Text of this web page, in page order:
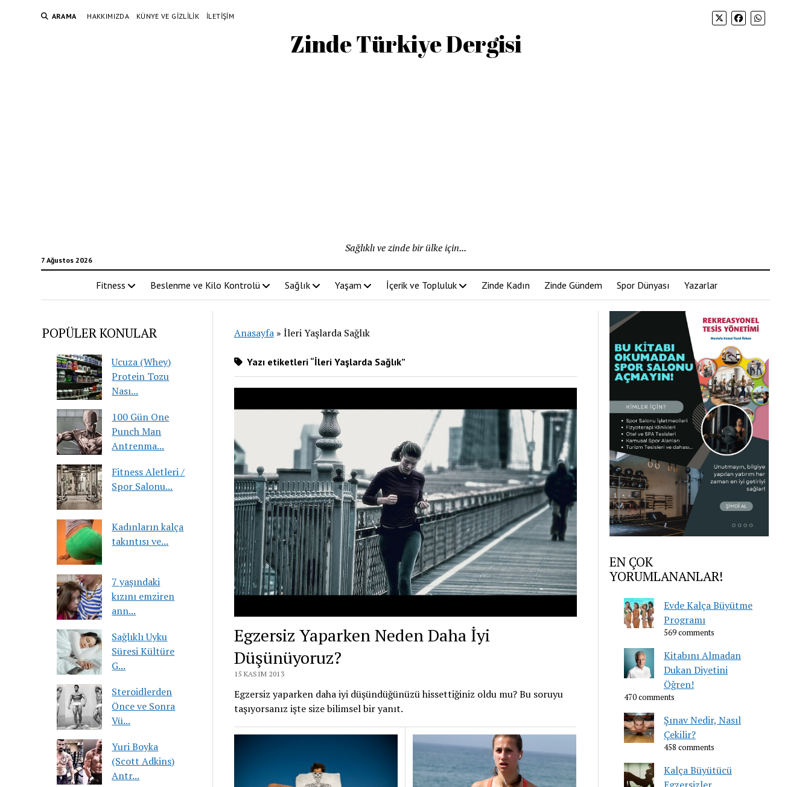
ARAMA HAKKIMIZDA KÜNYE VE GIZLILIK İLETIŞIM
Zinde Türkiye Dergisi
7 Ağustos 2026
Sağlıklı ve zinde bir ülke için...
Fitness Beslenme ve Kilo Kontrolü Sağlık Yaşam İçerik ve Topluluk Zinde Kadın Zinde Gündem Spor Dünyası Yazarlar
POPÜLER KONULAR
Ucuza (Whey)
Protein Tozu
Nası...
100 Gün One
Punch Man
Antrenma...
Fitness Aletleri /
Spor Salonu...
Kadınların kalça
takıntısı ve...
7 yaşındaki
kızını emziren
ann...
Sağlıklı Uyku
Süresi Kültüre
G...
Steroidlerden
Önce ve Sonra
Vü...
Yuri Boyka
(Scott Adkins)
Antr...
Anasayfa» İleri Yaşlarda Sağlık
Yazı etiketleri “İleri Yaşlarda Sağlık”
Egzersiz Yaparken Neden Daha İyi
Düşünüyoruz?
15 KASIM 2013
Egzersiz yaparken daha iyi düşündüğünüzü hissettiğiniz oldu mu? Bu soruyu
taşıyorsanız işte size bilimsel bir yanıt.
EN ÇOK
YORUMLANANLAR!
Evde Kalça Büyütme
Programı
569 comments
Kitabını Almadan
Dukan Diyetini
Öğren!
470 comments
Şınav Nedir, Nasıl
Çekilir?
458 comments
Kalça Büyütücü